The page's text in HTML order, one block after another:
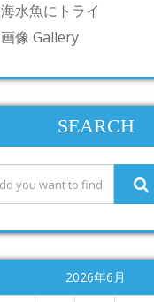
海水魚にトライ
画像 Gallery
SEARCH
2026年6月